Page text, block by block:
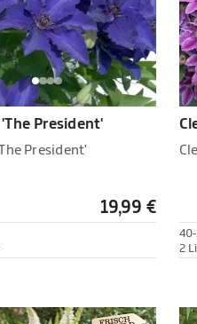
President'
President'
19,99 €
2